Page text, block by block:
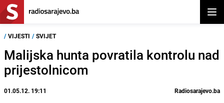
/ VIJESTI / SVIJET
Malijska hunta povratila kontrolu nad
prijestolnicom
01.05.12. 19:11 Radiosarajevo.ba